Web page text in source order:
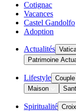
Cotignac
Vacances
Castel Gandolfo
Adoption
Actualités
Patrimoine
Lifestyle Couple
Maison
Spiritualité Croix